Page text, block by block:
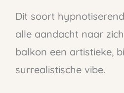
Dit soort
alle aandacht naar
balkon een artistieke,
surrealistische vibe.